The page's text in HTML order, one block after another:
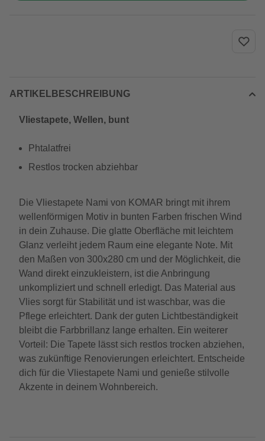
ARTIKELBESCHREIBUNG
Vliestapete, Wellen, bunt
Phtalatfrei
Restlos trocken abziehbar
Die Vliestapete Nami von KOMAR bringt mit ihrem
wellenförmigen Motiv in bunten Farben frischen Wind
in dein Zuhause. Die glatte Oberfläche mit leichtem
Glanz verleiht jedem Raum eine elegante Note. Mit
den Maßen von 300x280 cm und der Möglichkeit, die
Wand direkt einzukleistern, ist die Anbringung
unkompliziert und schnell erledigt. Das Material aus
Vlies sorgt für Stabilität und ist waschbar, was die
Pflege erleichtert. Dank der guten Lichtbeständigkeit
bleibt die Farbbrillanz lange erhalten. Ein weiterer
Vorteil: Die Tapete lässt sich restlos trocken abziehen,
was zukünftige Renovierungen erleichtert. Entscheide
dich für die Vliestapete Nami und genieße stilvolle
Akzente in deinem Wohnbereich.